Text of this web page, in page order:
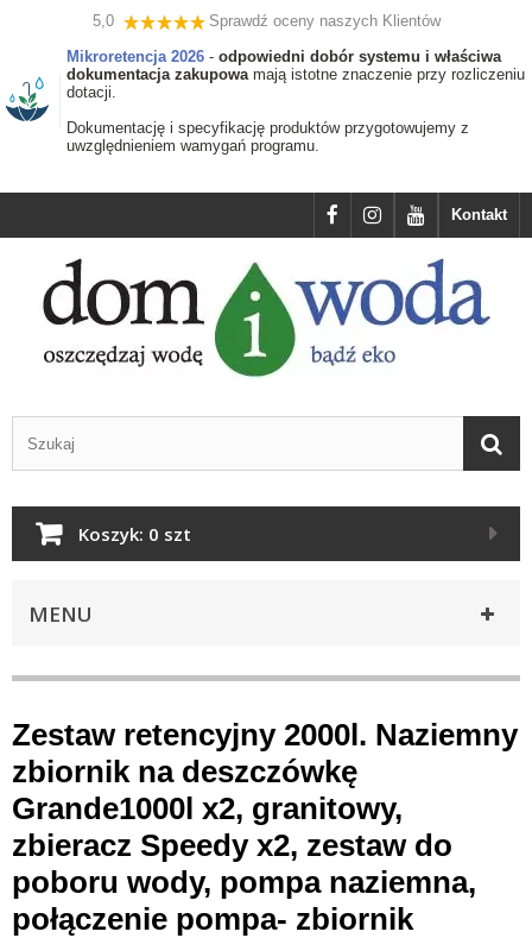
5,0
Sprawdź oceny naszych Klientów
Mikroretencja 2026 - odpowiedni dobór systemu i właściwa
dokumentacja zakupowamają istotne znaczenie przy rozliczeniu
dotacji.
Dokumentację i specyfikację produktów przygotowujemy z
uwzględnieniem wamygań programu.
Kontakt
Koszyk: 0 szt
MENU
Zestaw retencyjny 2000l. Naziemny
zbiornik na deszczówkę
Grande1000l x2, granitowy,
zbieracz Speedy x2, zestaw do
poboru wody, pompa naziemna,
połączenie pompa- zbiornik